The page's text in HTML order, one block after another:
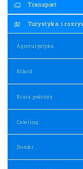
Transport
Turystyka i
Agroturystyka
Bilard
Biura podróży
Catering
Domki